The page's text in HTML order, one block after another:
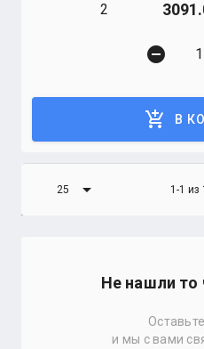
2
remove_circle
add_shopping_cart В
25 arrow_drop_down 1-1 из
Не нашли то
и мы с вами